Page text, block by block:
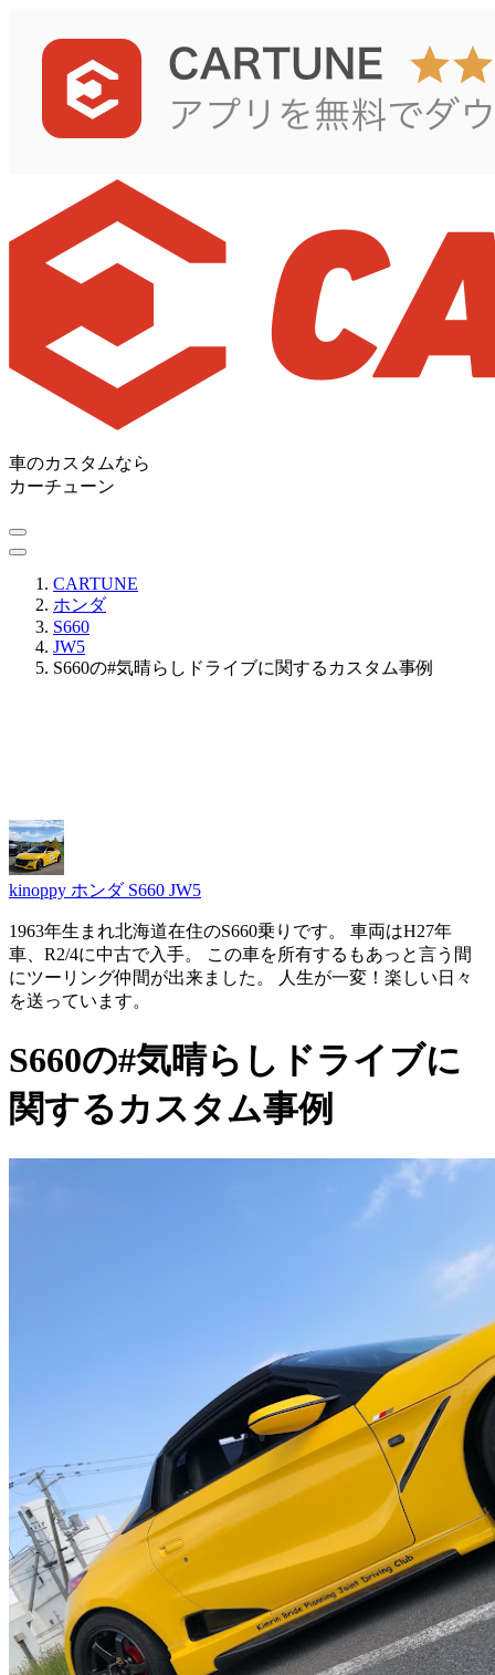
車のカスタムなら
カーチューン
CARTUNE
ホンダ
S660
JW5
S660の#気晴らしドライブに関するカスタム事例
kinoppy ホンダ S660 JW5
1963年生まれ北海道在住のS660乗りです。 車両はH27年
車、R2/4に中古で入手。 この車を所有するもあっと言う間
にツーリング仲間が出来ました。 人生が一変！楽しい日々
を送っています。
S660の#気晴らしドライブに
関するカスタム事例